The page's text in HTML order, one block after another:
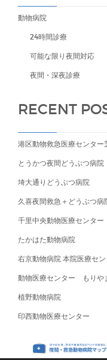
動物病院
24時間診療
可能な限り夜間対応
夜間・深夜診療
RECENT
港区動物救急医療センター
とうかつ夜間どうぶつ病院
埼大通りどうぶつ病院
久喜夜間救急＋どうぶつ病
千里中央動物医療センター
たかはた動物病院
右京動物病院 本院医療セン
動物医療センター もりや
植野動物病院
印西動物医療センター